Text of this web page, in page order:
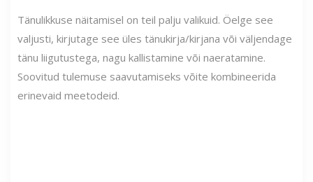
Tänulikkuse näitamisel on teil palju valikuid. Öelge see
valjusti, kirjutage see üles tänukirja/kirjana või väljendage
tänu liigutustega, nagu kallistamine või naeratamine.
Soovitud tulemuse saavutamiseks võite kombineerida
erinevaid meetodeid.